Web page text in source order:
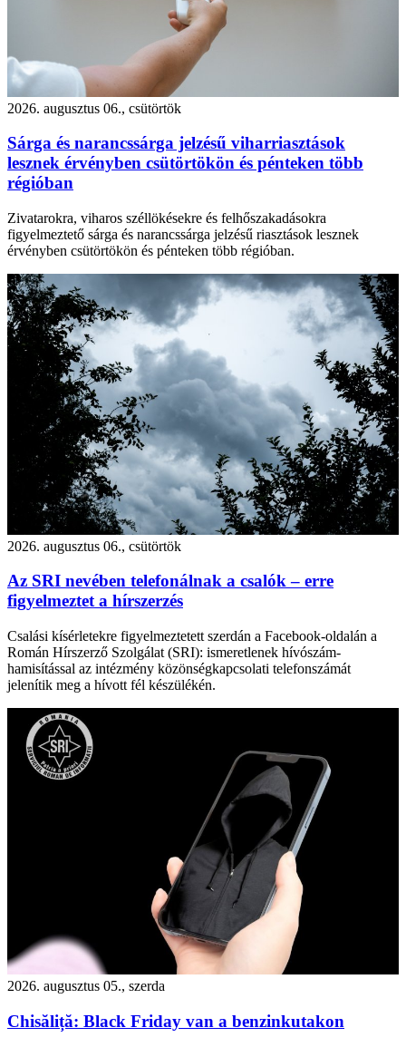
2026. augusztus 06., csütörtök
Sárga és narancssárga jelzésű viharriasztások
lesznek érvényben csütörtökön és pénteken több
régióban
Zivatarokra, viharos széllökésekre és felhőszakadásokra
figyelmeztető sárga és narancssárga jelzésű riasztások lesznek
érvényben csütörtökön és pénteken több régióban.
2026. augusztus 06., csütörtök
Az SRI nevében telefonálnak a csalók – erre
figyelmeztet a hírszerzés
Csalási kísérletekre figyelmeztetett szerdán a Facebook-oldalán a
Román Hírszerző Szolgálat (SRI): ismeretlenek hívószám-
hamisítással az intézmény közönségkapcsolati telefonszámát
jelenítik meg a hívott fél készülékén.
2026. augusztus 05., szerda
Chisăliță: Black Friday van a benzinkutakon